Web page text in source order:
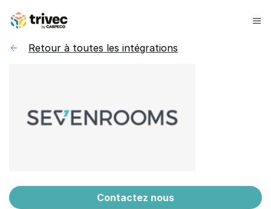
content
Retour à toutes les intégrations
Contactez nous